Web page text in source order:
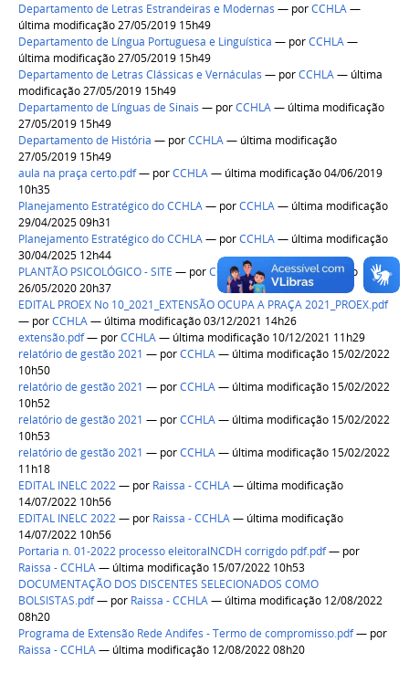
Departamento de Letras Estrandeiras e Modernas — porCCHLA—
última modificação 27/05/2019 15h49
Departamento de Língua Portuguesa e Linguística — porCCHLA—
última modificação 27/05/2019 15h49
Departamento de Letras Clássicas e Vernáculas — porCCHLA— última
modificação 27/05/2019 15h49
Departamento de Línguas de Sinais — porCCHLA— última modificação
27/05/2019 15h49
Departamento de História — porCCHLA— última modificação
27/05/2019 15h49
aula na praça certo.pdf— porCCHLA— última modificação 04/06/2019
10h35
Planejamento Estratégico do CCHLA— porCCHLA— última modificação
29/04/2025 09h31
Planejamento Estratégico do CCHLA— porCCHLA— última modificação
30/04/2025 12h44
PLANTÃO PSICOLÓGICO - SITE — porCCHLA— última modificação
26/05/2020 20h37
EDITAL PROEX No 10_2021_EXTENSÃO OCUPA A PRAÇA 2021_PROEX.pdf
— porCCHLA— última modificação 03/12/2021 14h26
extensão.pdf— porCCHLA— última modificação 10/12/2021 11h29
relatório de gestão 2021 — porCCHLA— última modificação 15/02/2022
10h50
relatório de gestão 2021 — porCCHLA— última modificação 15/02/2022
10h52
relatório de gestão 2021 — porCCHLA— última modificação 15/02/2022
10h53
relatório de gestão 2021 — porCCHLA— última modificação 15/02/2022
11h18
EDITAL INELC 2022— por Raissa - CCHLA— última modificação
14/07/2022 10h56
EDITAL INELC 2022— por Raissa - CCHLA— última modificação
14/07/2022 10h56
Portaria n. 01-2022 processo eleitoralNCDH corrigdo pdf.pdf— por
Raissa - CCHLA— última modificação 15/07/2022 10h53
DOCUMENTAÇÃO DOS DISCENTES SELECIONADOS COMO
BOLSISTAS.pdf— por Raissa - CCHLA— última modificação 12/08/2022
08h20
Programa de Extensão Rede Andifes - Termo de compromisso.pdf— por
Raissa - CCHLA— última modificação 12/08/2022 08h20